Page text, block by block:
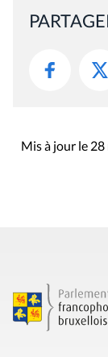
Mis à jour le